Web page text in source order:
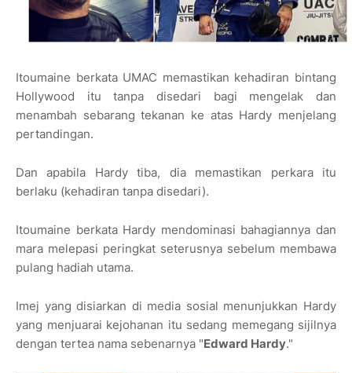
Itoumaine berkata UMAC memastikan kehadiran bintang
Hollywood itu tanpa disedari bagi mengelak dan
menambah sebarang tekanan ke atas Hardy menjelang
pertandingan.
Dan apabila Hardy tiba, dia memastikan perkara itu
berlaku (kehadiran tanpa disedari).
Itoumaine berkata Hardy mendominasi bahagiannya dan
mara melepasi peringkat seterusnya sebelum membawa
pulang hadiah utama.
Imej yang disiarkan di media sosial menunjukkan Hardy
yang menjuarai kejohanan itu sedang memegang sijilnya
dengan tertea nama sebenarnya "Edward Hardy."